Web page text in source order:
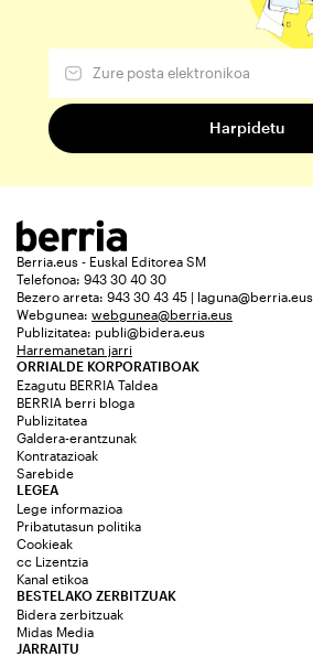
Berria.eus - Euskal Editorea SM
Telefonoa: 943 30 40 30
Bezero arreta: 943 30 43 45 | laguna@berria.eus
Webgunea: webgunea@berria.eus
Publizitatea: publi@bidera.eus
Harremanetan jarri
ORRIALDE KORPORATIBOAK
Ezagutu BERRIA Taldea
BERRIA berri bloga
Publizitatea
Galdera-erantzunak
Kontratazioak
Sarebide
JARRAITU
LEGEA
Lege informazioa
Pribatutasun politika
Cookieak
cc Lizentzia
Kanal etikoa
BESTELAKO ZERBITZUAK
Bidera zerbitzuak
Midas Media